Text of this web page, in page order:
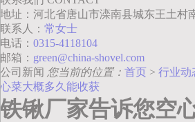
地址：河北省唐山市滦南县城东王土村
联系人： 常女士
电话： 0315-4118104
邮箱： green@china-shovel.com
公司新闻 您当前的位置： 首页 > 行业动
心菜大概多久能收获
铁锹厂家告诉您空